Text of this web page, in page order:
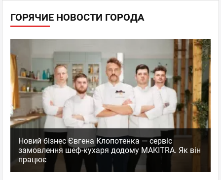
ГОРЯЧИЕ НОВОСТИ ГОРОДА
Новий бізнес Євгена Клопотенка — сервіс
замовлення шеф-кухаря додому MAKITRA. Як він
працює